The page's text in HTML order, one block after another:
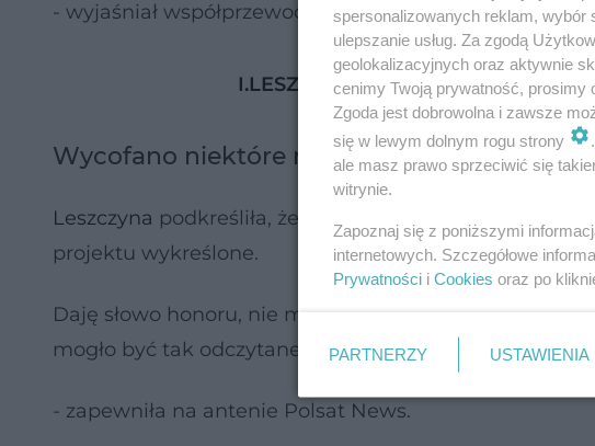
- wyjaśniał współprzewodniczący Nowej Lewicy,
I.LESZCZYNA: JESTEŚMY NA FALI
Wycofano niektóre rozwiązania. Koncepcja
Leszczyna podkreśliła, że przepisy, które mogły być
projektu wykreślone.
Daję słowo honoru, nie ma mowy o żadnej
mogło być tak odczytane, zostało z niej wykreślone
- zapewniła na antenie Polsat News.
spersonalizowanych reklam, wybór
ulepszanie usług. Za zgodą
geolokalizacyjnych oraz aktywnie
cenimy Twoją prywatność, prosimy
Zgoda jest dobrowolna i zawsze
się w lewym dolnym rogu strony
ale masz prawo sprzeciwić się
witrynie.
Zapoznaj się z poniższymi
internetowych. Szczegółowe
Prywatności i Cookies oraz po
PARTNERZY USTAWIENIA